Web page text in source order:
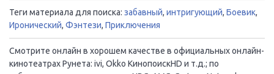
Теги материала для поиска: забавный, интригующий, Боевик,
Иронический, Фэнтези, Приключения
Смотрите онлайн в хорошем качестве в официальных онлайн-
кинотеатрах Рунета: ivi, Okko КинопоискHD и т.д.; по